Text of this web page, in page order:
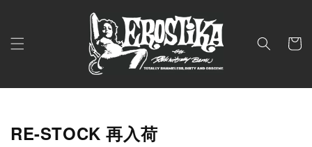
ー
RE-STOCK 再入荷